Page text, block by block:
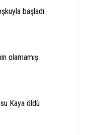
başladı
olamamış
Kaya öldü